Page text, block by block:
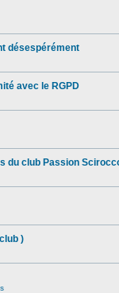
désespérément
avec le RGPD
du club Passion
)